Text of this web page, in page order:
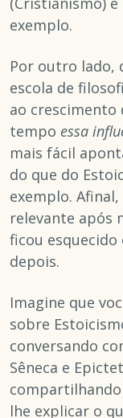
exemplo.
Por outro lado,
escola de
ao crescimento
tempo essa
mais fácil
do que do
exemplo.
relevante após
ficou esquecido
depois.
Imagine que
sobre
conversando
Sêneca e
compartilhando
lhe explicar o